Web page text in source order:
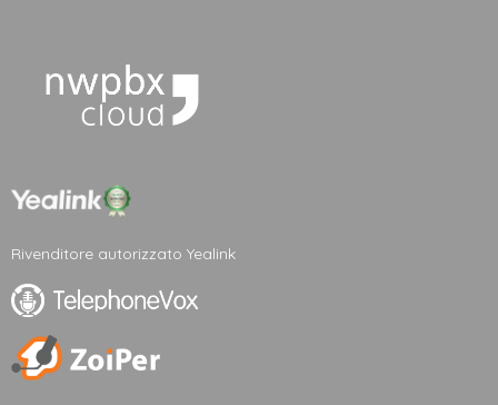
Rivenditore autorizzato Yealink